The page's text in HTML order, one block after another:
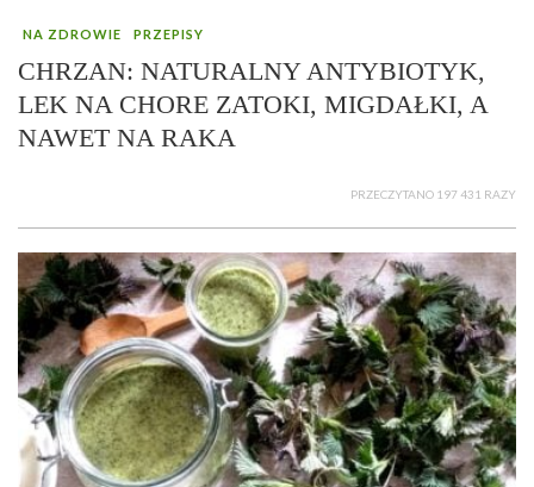
NA ZDROWIE PRZEPISY
CHRZAN: NATURALNY ANTYBIOTYK,
LEK NA CHORE ZATOKI, MIGDAŁKI, A
NAWET NA RAKA
PRZECZYTANO 197 431 RAZY